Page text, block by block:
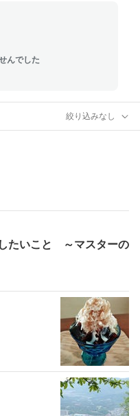
んでした
絞り込みなし
たいこと ～マスターの